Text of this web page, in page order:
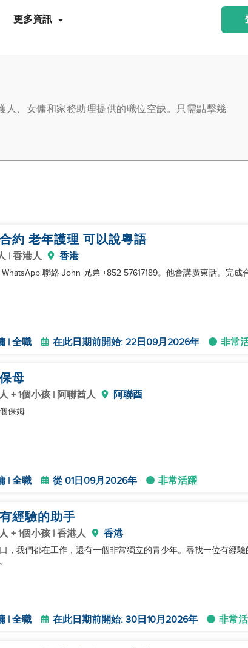
更多資訊
、女傭和家務助理提供的職位空缺。只需點擊幾
約 老年護理 可以說粵語
| 香港人 香港
聯絡 John 兄弟 +852 57617189。他會講廣東話。完成
| 全職 在此日期前開始: 22日09月2026年 非常
母
+ 1個小孩 | 阿聯酋人 阿聯酉
保姆
| 全職 從 01日09月2026年 非常活躍
經驗的助手
+ 1個小孩 | 香港人 香港
，我們都在工作，還有一個非常獨立的青少年。尋找一位有經
| 全職 在此日期前開始: 30日10月2026年 非常